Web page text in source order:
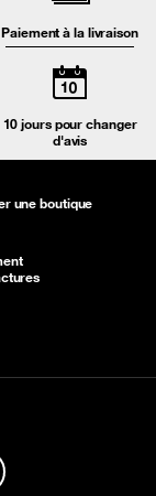
Paiement à la livraison
10 jours pour changer
d'avis
une boutique